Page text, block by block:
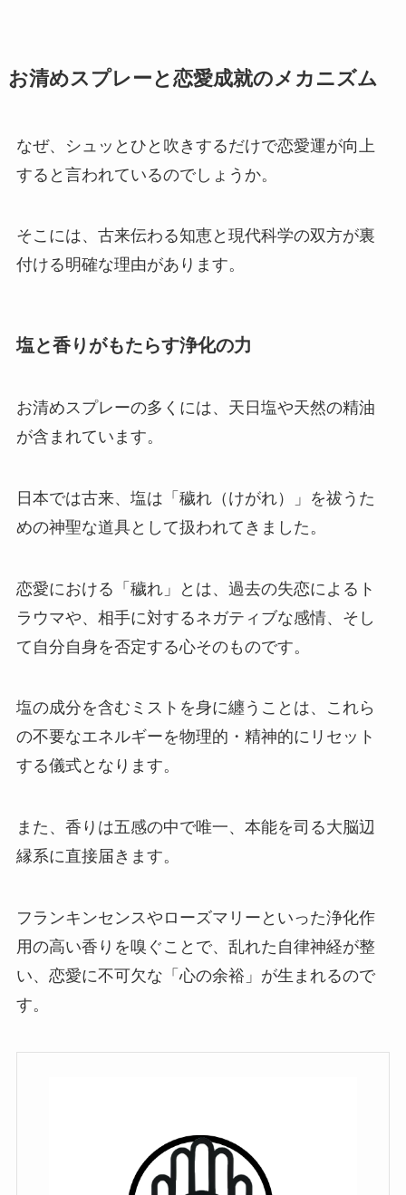
お清めスプレーと恋愛成就のメカニズム
なぜ、シュッとひと吹きするだけで恋愛運が向上
すると言われているのでしょうか。
そこには、古来伝わる知恵と現代科学の双方が裏
付ける明確な理由があります。
塩と香りがもたらす浄化の力
お清めスプレーの多くには、天日塩や天然の精油
が含まれています。
日本では古来、塩は「穢れ（けがれ）」を祓うた
めの神聖な道具として扱われてきました。
恋愛における「穢れ」とは、過去の失恋によるト
ラウマや、相手に対するネガティブな感情、そし
て自分自身を否定する心そのものです。
塩の成分を含むミストを身に纏うことは、これら
の不要なエネルギーを物理的・精神的にリセット
する儀式となります。
また、香りは五感の中で唯一、本能を司る大脳辺
縁系に直接届きます。
フランキンセンスやローズマリーといった浄化作
用の高い香りを嗅ぐことで、乱れた自律神経が整
い、恋愛に不可欠な「心の余裕」が生まれるので
す。